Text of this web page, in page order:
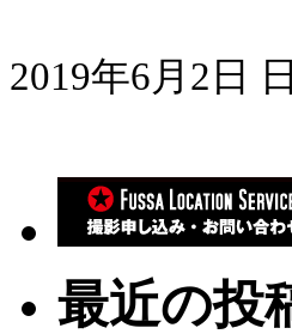
2019年6月2日
最近の投